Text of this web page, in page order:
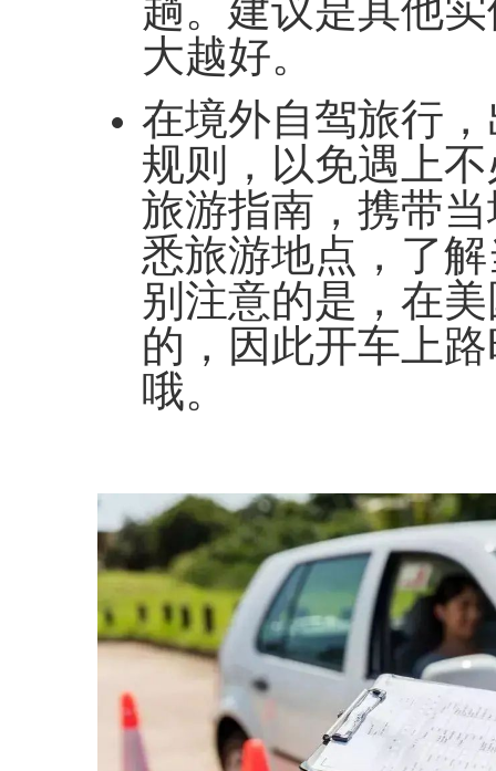
趟。建议是其他
大越好。
在境外自驾旅行
规则，以免遇上
旅游指南，携带
悉旅游地点，了
别注意的是，在
的，因此开车上
哦。